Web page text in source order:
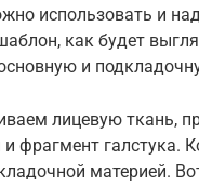
использовать и
как будет
и
лицевую ткань,
и фрагмент
материей.